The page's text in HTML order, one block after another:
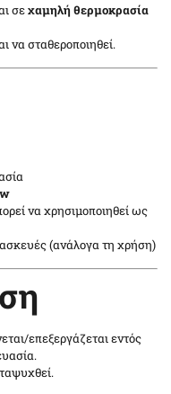
σεχαμηλή θερμοκρασία
να σταθεροποιηθεί.
να χρησιμοποιηθεί ως
(ανάλογα τη χρήση)
επεξεργάζεται εντός